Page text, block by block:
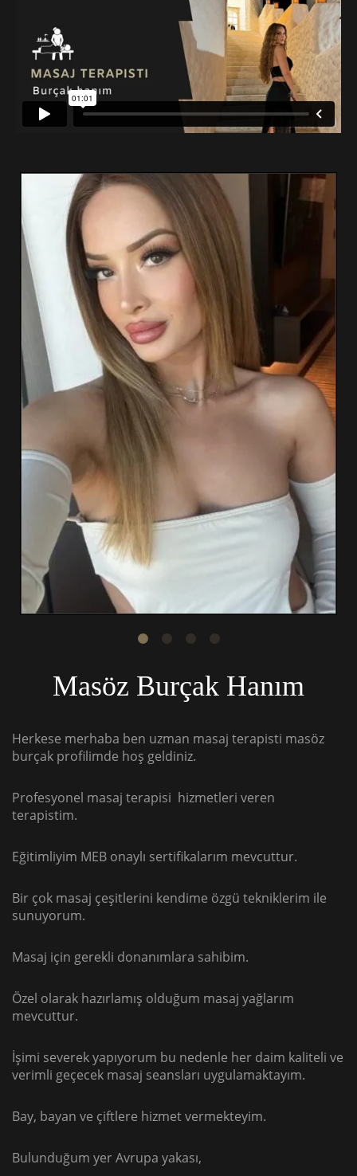
Masöz Burçak Hanım
Herkese merhaba ben uzman masaj terapisti masöz
burçak profilimde hoş geldiniz.
Profesyonel masaj terapisi hizmetleri veren
terapistim.
Eğitimliyim MEB onaylı sertifikalarım mevcuttur.
Bir çok masaj çeşitlerini kendime özgü tekniklerim ile
sunuyorum.
Masaj için gerekli donanımlara sahibim.
Özel olarak hazırlamış olduğum masaj yağlarım
mevcuttur.
İşimi severek yapıyorum bu nedenle her daim kaliteli ve
verimli geçecek masaj seansları uygulamaktayım.
Bay, bayan ve çiftlere hizmet vermekteyim.
Bulunduğum yer Avrupa yakası,